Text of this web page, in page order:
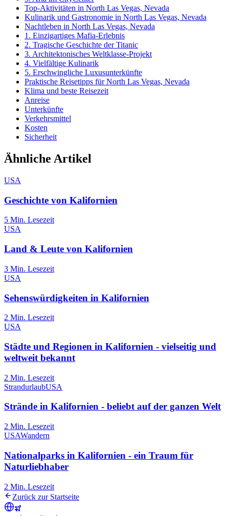
Top-Aktivitäten in North Las Vegas, Nevada
Kulinarik und Gastronomie in North Las Vegas, Nevada
Nachtleben in North Las Vegas, Nevada
1. Einzigartiges Mafia-Erlebnis
2. Tragische Geschichte der Titanic
3. Architektonisches Weltklasse-Projekt
4. Vielfältige Kulinarik
5. Erschwingliche Luxusunterkünfte
Praktische Reisetipps für North Las Vegas, Nevada
Klima und beste Reisezeit
Anreise
Unterkünfte
Verkehrsmittel
Kosten
Sicherheit
Ähnliche Artikel
USA
Geschichte von Kalifornien
5 Min. Lesezeit
USA
Land & Leute von Kalifornien
3 Min. Lesezeit
USA
Sehenswürdigkeiten in Kalifornien
2 Min. Lesezeit
USA
Städte und Regionen in Kalifornien - vielseitig und
weltweit bekannt
2 Min. Lesezeit
StrandurlaubUSA
Strände in Kalifornien - beliebt auf der ganzen Welt
2 Min. Lesezeit
USAWandern
Nationalparks in Kalifornien - ein Traum für
Naturliebhaber
2 Min. Lesezeit
Zurück zur Startseite